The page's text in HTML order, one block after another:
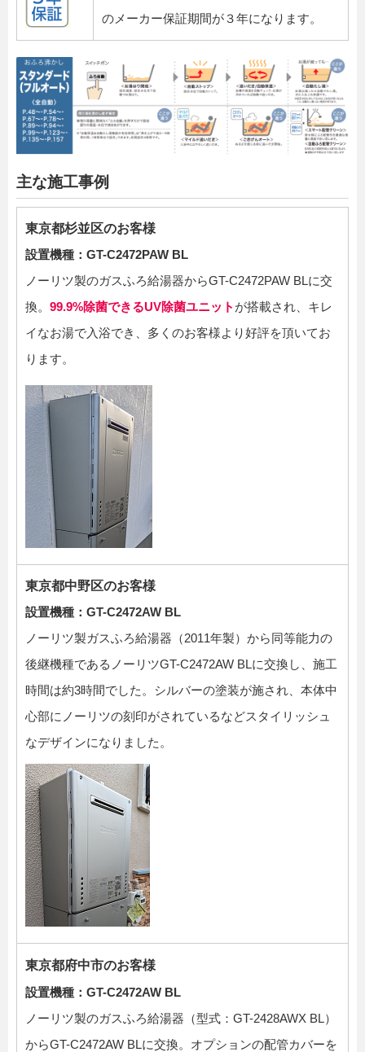
のメーカー保証期間が３年になります。
主な施工事例
東京都杉並区のお客様
設置機種：GT-C2472PAW BL
ノーリツ製のガスふろ給湯器からGT-C2472PAW BLに交
換。 99.9%除菌できるUV除菌ユニット が搭載され、キレ
イなお湯で入浴でき、多くのお客様より好評を頂いてお
ります。
東京都中野区のお客様
設置機種：GT-C2472AW BL
ノーリツ製ガスふろ給湯器（2011年製）から同等能力の
後継機種であるノーリツGT-C2472AW BLに交換し、施工
時間は約3時間でした。シルバーの塗装が施され、本体中
心部にノーリツの刻印がされているなどスタイリッシュ
なデザインになりました。
東京都府中市のお客様
設置機種：GT-C2472AW BL
ノーリツ製のガスふろ給湯器（型式：GT-2428AWX BL）
からGT-C2472AW BLに交換。オプションの配管カバーを